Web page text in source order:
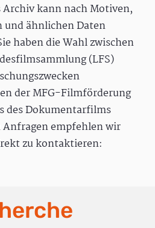
kann nach Motiven,
und ähnlichen Daten
haben die Wahl zwischen
(LFS)
der MFG-Filmförderung
des Dokumentarfilms
empfehlen wir
zu kontaktieren: